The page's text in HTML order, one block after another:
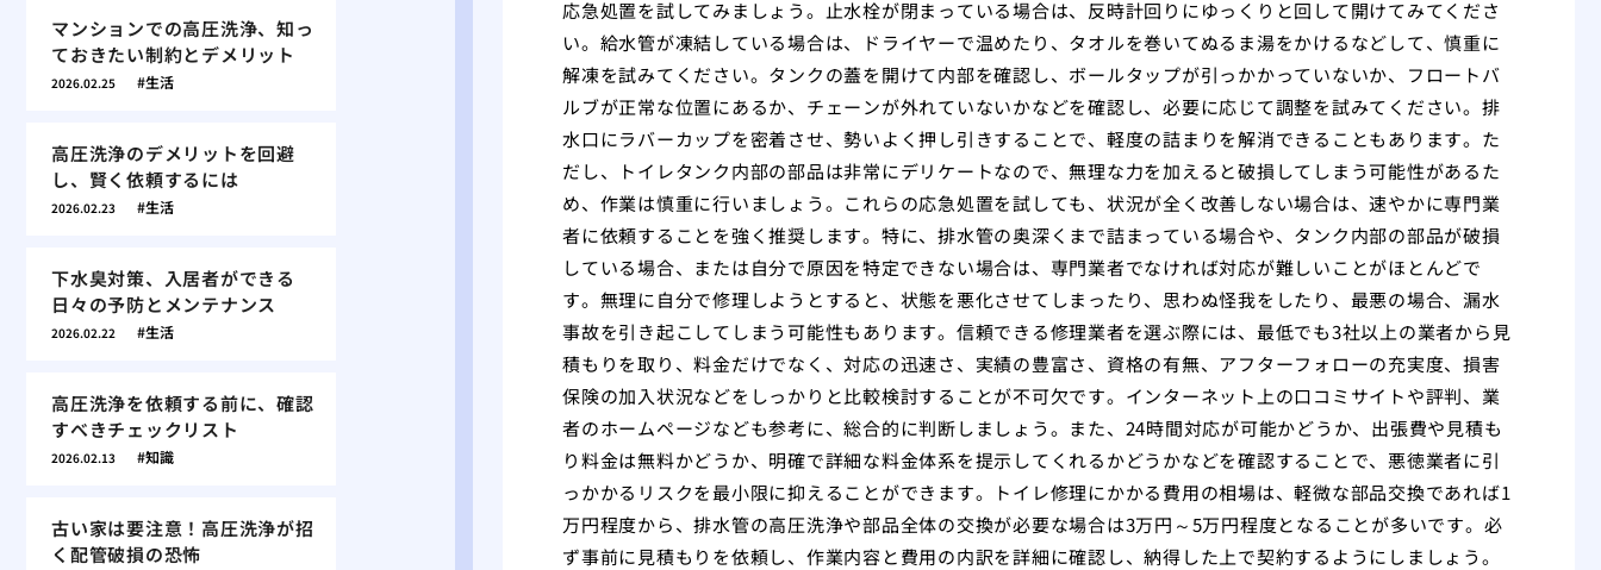
応急処置を試してみましょう。止水栓が閉まっている場合は、反時計回りにゆっくりと回して開けてみてくださ
い。給水管が凍結している場合は、ドライヤーで温めたり、タオルを巻いてぬるま湯をかけるなどして、慎重に
解凍を試みてください。タンクの蓋を開けて内部を確認し、ボールタップが引っかかっていないか、フロートバ
ルブが正常な位置にあるか、チェーンが外れていないかなどを確認し、必要に応じて調整を試みてください。排
水口にラバーカップを密着させ、勢いよく押し引きすることで、軽度の詰まりを解消できることもあります。た
だし、トイレタンク内部の部品は非常にデリケートなので、無理な力を加えると破損してしまう可能性があるた
め、作業は慎重に行いましょう。これらの応急処置を試しても、状況が全く改善しない場合は、速やかに専門業
者に依頼することを強く推奨します。特に、排水管の奥深くまで詰まっている場合や、タンク内部の部品が破損
している場合、または自分で原因を特定できない場合は、専門業者でなければ対応が難しいことがほとんどで
す。無理に自分で修理しようとすると、状態を悪化させてしまったり、思わぬ怪我をしたり、最悪の場合、漏水
事故を引き起こしてしまう可能性もあります。信頼できる修理業者を選ぶ際には、最低でも3社以上の業者から見
積もりを取り、料金だけでなく、対応の迅速さ、実績の豊富さ、資格の有無、アフターフォローの充実度、損害
保険の加入状況などをしっかりと比較検討することが不可欠です。インターネット上の口コミサイトや評判、業
者のホームページなども参考に、総合的に判断しましょう。また、24時間対応が可能かどうか、出張費や見積も
り料金は無料かどうか、明確で詳細な料金体系を提示してくれるかどうかなどを確認することで、悪徳業者に引
っかかるリスクを最小限に抑えることができます。トイレ修理にかかる費用の相場は、軽微な部品交換であれば1
万円程度から、排水管の高圧洗浄や部品全体の交換が必要な場合は3万円～5万円程度となることが多いです。必
ず事前に見積もりを依頼し、作業内容と費用の内訳を詳細に確認し、納得した上で契約するようにしましょう。
マンションでの高圧洗浄、知っ
ておきたい制約とデメリット
2026.02.25 生活
高圧洗浄のデメリットを回避
し、賢く依頼するには
2026.02.23 生活
下水臭対策、入居者ができる
日々の予防とメンテナンス
2026.02.22 生活
高圧洗浄を依頼する前に、確認
すべきチェックリスト
2026.02.13 知識
古い家は要注意！高圧洗浄が招
く配管破損の恐怖